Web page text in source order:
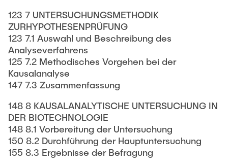
123 7 UNTERSUCHUNGSMETHODIK
ZURHYPOTHESENPRÜFUNG
123 7.1 Auswahl und Beschreibung des
Analyseverfahrens
125 7.2 Methodisches Vorgehen bei der
Kausalanalyse
147 7.3 Zusammenfassung
148 8 KAUSALANALYTISCHE UNTERSUCHUNG IN
DER BIOTECHNOLOGIE
148 8.1 Vorbereitung der Untersuchung
150 8.2 Durchführung der Hauptuntersuchung
155 8.3 Ergebnisse der Befragung